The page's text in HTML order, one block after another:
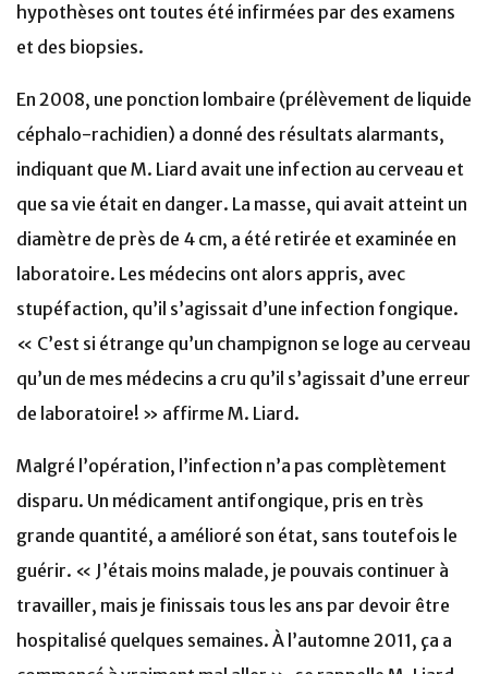
hypothèses ont toutes été infirmées par des examens
et des biopsies.
En 2008, une ponction lombaire (prélèvement de liquide
céphalo-rachidien) a donné des résultats alarmants,
indiquant que M. Liard avait une infection au cerveau et
que sa vie était en danger. La masse, qui avait atteint un
diamètre de près de 4 cm, a été retirée et examinée en
laboratoire. Les médecins ont alors appris, avec
stupéfaction, qu’il s’agissait d’une infection fongique.
« C’est si étrange qu’un champignon se loge au cerveau
qu’un de mes médecins a cru qu’il s’agissait d’une erreur
de laboratoire! » affirme M. Liard.
Malgré l’opération, l’infection n’a pas complètement
disparu. Un médicament antifongique, pris en très
grande quantité, a amélioré son état, sans toutefois le
guérir. « J’étais moins malade, je pouvais continuer à
travailler, mais je finissais tous les ans par devoir être
hospitalisé quelques semaines. À l’automne 2011, ça a